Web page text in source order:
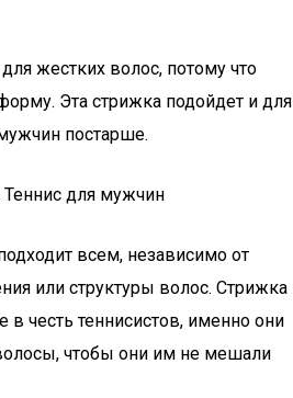
жестких волос, потому что
Эта стрижка подойдет и для
постарше.
Теннис для мужчин
всем, независимо от
или структуры волос. Стрижка
в честь теннисистов, именно они
чтобы они им не мешали